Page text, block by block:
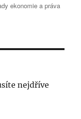
ekonomie a práva
nejdříve